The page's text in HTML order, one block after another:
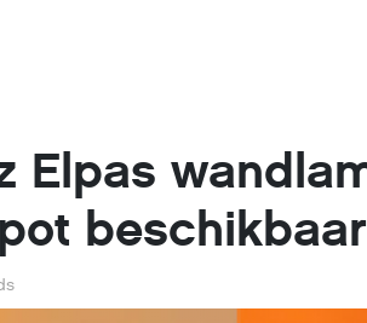
Elpas
beschikbaar